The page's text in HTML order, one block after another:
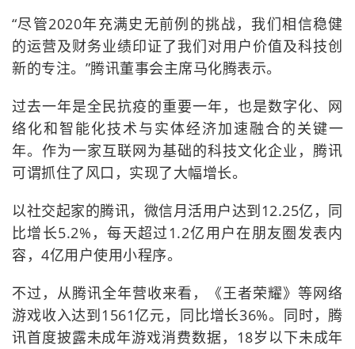
“尽管2020年充满史无前例的挑战，我们相信稳健
的运营及财务业绩印证了我们对用户价值及科技创
新的专注。”腾讯董事会主席马化腾表示。
过去一年是全民抗疫的重要一年，也是数字化、网
络化和智能化技术与实体经济加速融合的关键一
年。作为一家互联网为基础的科技文化企业，腾讯
可谓抓住了风口，实现了大幅增长。
以社交起家的腾讯，微信月活用户达到12.25亿，同
比增长5.2%，每天超过1.2亿用户在朋友圈发表内
容，4亿用户使用小程序。
不过，从腾讯全年营收来看，《王者荣耀》等网络
游戏收入达到1561亿元，同比增长36%。同时，腾
讯首度披露未成年游戏消费数据，18岁以下未成年